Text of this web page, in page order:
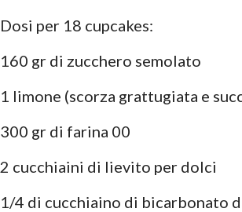
Dosi per 18 cupcakes:
160 gr di zucchero semolato
1 limone (scorza grattugiata e
300 gr di farina 00
2 cucchiaini di lievito per dolci
1/4 di cucchiaino di bicarbonato